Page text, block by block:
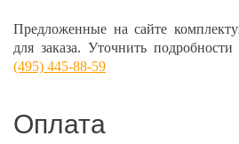
Предложенные на сайте
для заказа. Уточнить
(495) 445-88-59
Оплата